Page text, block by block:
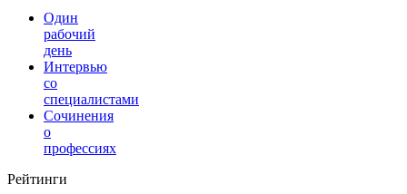
Один
рабочий
день
Интервью
со
специалистами
Сочинения
о
профессиях
Рейтинги